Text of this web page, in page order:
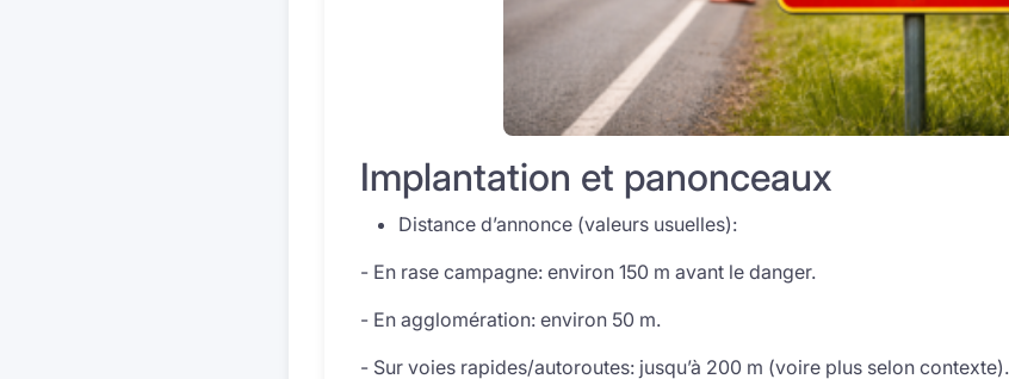
Implantation et panonceaux
Distance d’annonce (valeurs usuelles):
- En rase campagne: environ 150 m avant le danger.
- En agglomération: environ 50 m.
- Sur voies rapides/autoroutes: jusqu’à 200 m (voire plus selon contexte).